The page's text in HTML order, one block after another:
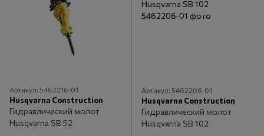
Артикул: 5462216‑01
Husqvarna Construction
Гидравлический молот
Husqvarna SB 52
Артикул: 5462206‑01
Husqvarna Construction
Гидравлический молот
Husqvarna SB 102